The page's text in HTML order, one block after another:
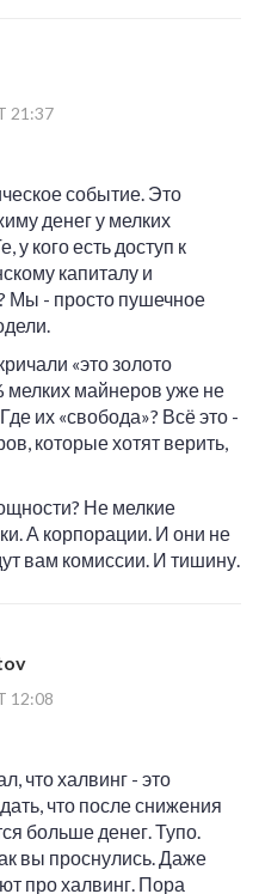
21:37
событие. Это
денег у мелких
у кого есть доступ к
капиталу и
Мы - просто пушечное
«это золото
мелких майнеров уже не
их «свобода»? Всё это -
которые хотят верить,
Не мелкие
А корпорации. И они не
вам комиссии. И тишину.
12:08
что халвинг - это
что после снижения
больше денег. Тупо.
вы проснулись. Даже
про халвинг. Пора